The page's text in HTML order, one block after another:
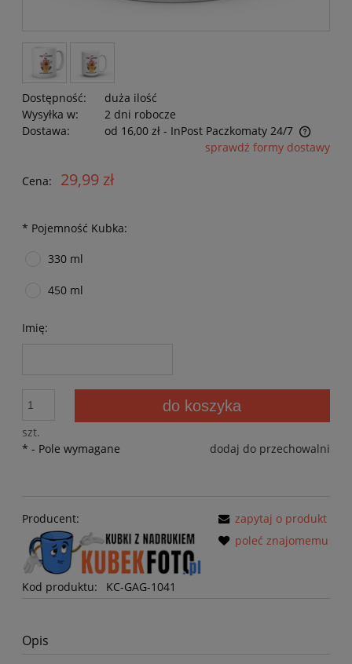
Dostępność:
duża ilość
Wysyłka w:
2 dni robocze
Dostawa:
od 16,00 zł - InPost Paczkomaty 24/7
Cena nie zawiera ewentualnych kosztów płatności
sprawdź formy dostawy
Cena: 29,99 zł
* Pojemność Kubka:
330 ml
450 ml
Imię:
szt.
do koszyka
dodaj do przechowalni
* - Pole wymagane
Producent:
Kod produktu: KC-GAG-1041
zapytaj o produkt
poleć znajomemu
Opis